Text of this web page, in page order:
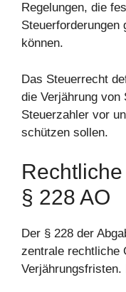
Regelungen, die
Steuerforderungen
können.
Das Steuerrecht
die Verjährung von
Steuerzahler vor
schützen sollen.
§ 228 AO
Der § 228 der
zentrale rechtliche